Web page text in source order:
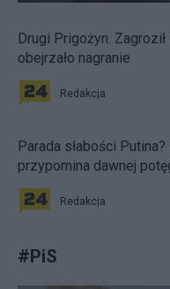
Drugi Prigożyn.
obejrzało nagranie
Redakcja
Parada słabości
przypomina dawnej
Redakcja
#PiS